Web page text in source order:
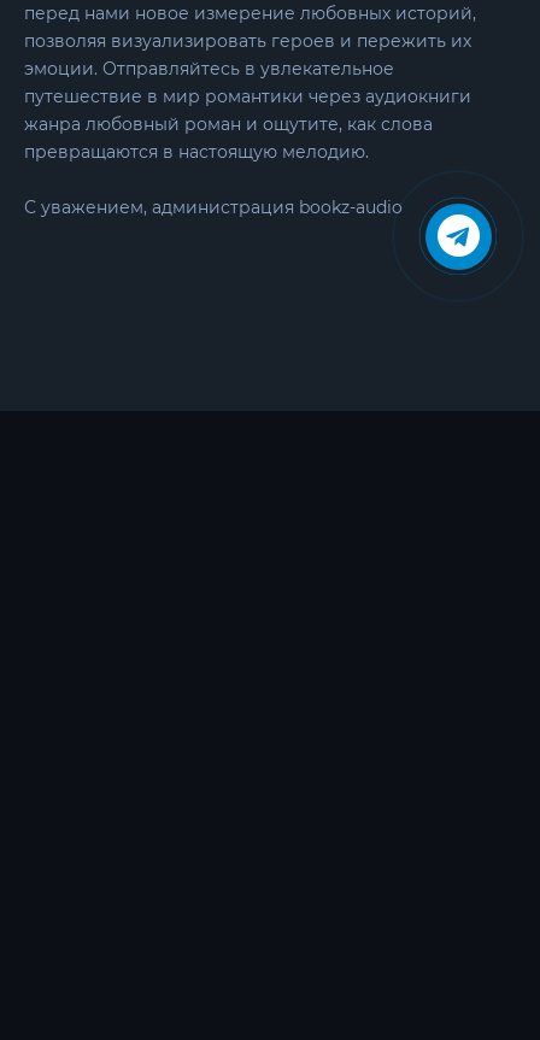
перед нами новое измерение любовных историй,
позволяя визуализировать героев и пережить их
эмоции. Отправляйтесь в увлекательное
путешествие в мир романтики через аудиокниги
жанра любовный роман и ощутите, как слова
превращаются в настоящую мелодию.
С уважением, администрация bookz-audio